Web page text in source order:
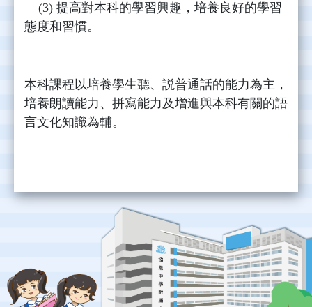
(3) 提高對本科的學習興趣，培養良好的學習
態度和習慣。
本科課程以培養學生聽、説普通話的能力為主，
培養朗讀能力、拼寫能力及增進與本科有關的語
言文化知識為輔。